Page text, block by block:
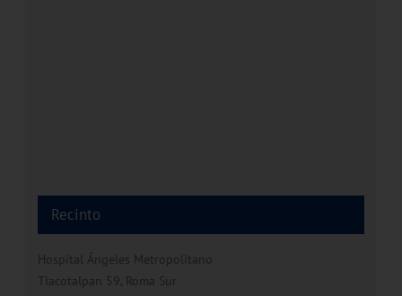
Recinto
Hospital Ángeles Metropolitano
Tlacotalpan 59, Roma Sur